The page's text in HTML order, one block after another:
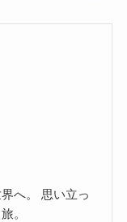
へ。 思い立っ
。